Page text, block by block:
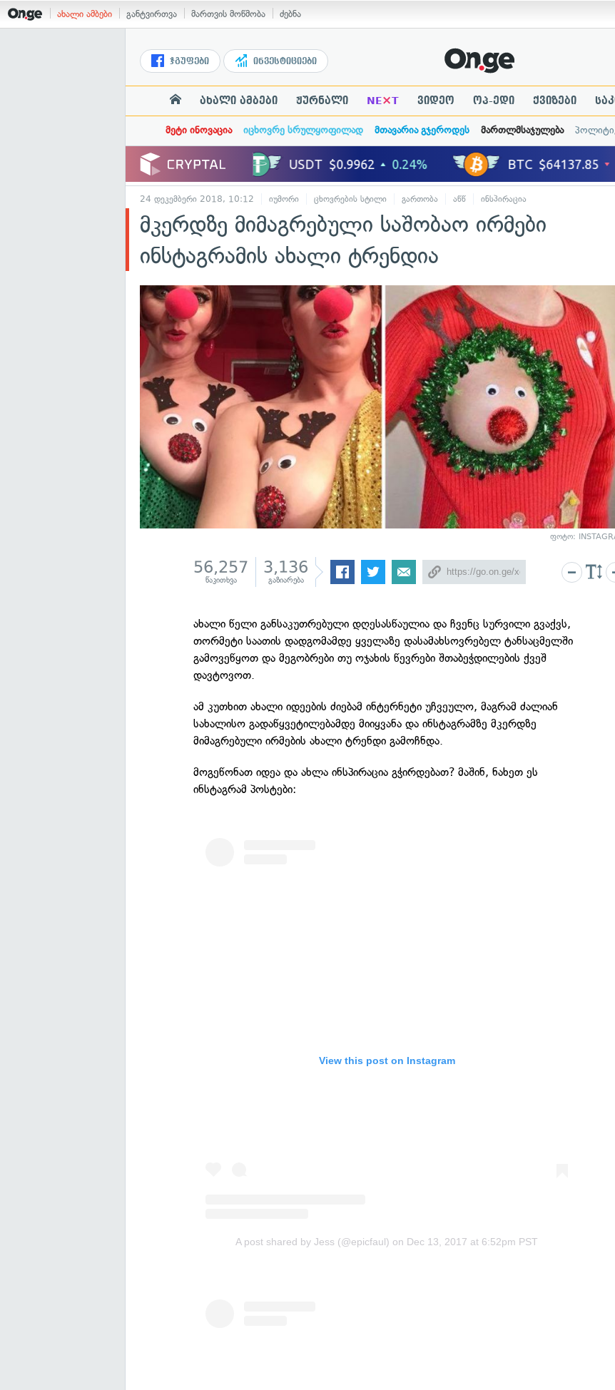
ახალი ამბები განტვირთვა მართვის მოწმობა ძებნა
ჯგუფები ინვესტიციები
ახალი ამბები ჟურნალი NE×T ვიდეო ოპ-ედი ქვიზები
მეტი ინოვაცია იცხოვრე სრულყოფილად მთავარია გჯეროდეს მართლმსაჯულება
24 დეკემბერი 2018, 10:12 იუმორი ცხოვრების სტილი გართობა აწწ ინსპირაცია
მკერდზე მიმაგრებული საშობაო ირმები
ინსტაგრამის ახალი ტრენდია
ფოტო:
56,257
წაკითხვა
3,136
გაზიარება
ახალი წელი განსაკუთრებული დღესასწაულია და ჩვენც სურვილი გვაქვს,
თორმეტი საათის დადგომამდე ყველაზე დასამახსოვრებელ ტანსაცმელში
გამოვეწყოთ და მეგობრები თუ ოჯახის წევრები შთაბეჭდილების ქვეშ
დავტოვოთ.
ამ კუთხით ახალი იდეების ძიებამ ინტერნეტი უჩვეულო, მაგრამ ძალიან
სახალისო გადაწყვეტილებამდე მიიყვანა და ინსტაგრამზე მკერდზე
მიმაგრებული ირმების ახალი ტრენდი გამოჩნდა.
მოგეწონათ იდეა და ახლა ინსპირაცია გჭირდებათ? მაშინ, ნახეთ ეს
ინსტაგრამ პოსტები:
View this post on Instagram
A post shared by Jess (@epicfaul) on Dec 13, 2017 at 6:52pm PST